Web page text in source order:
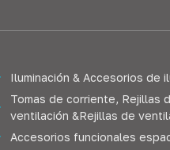
Iluminación & Accesorios de
Tomas de corriente, Rejillas
ventilación &Rejillas de
Accesorios funcionales